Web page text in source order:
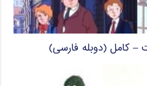
– کامل (دوبله فارسی)